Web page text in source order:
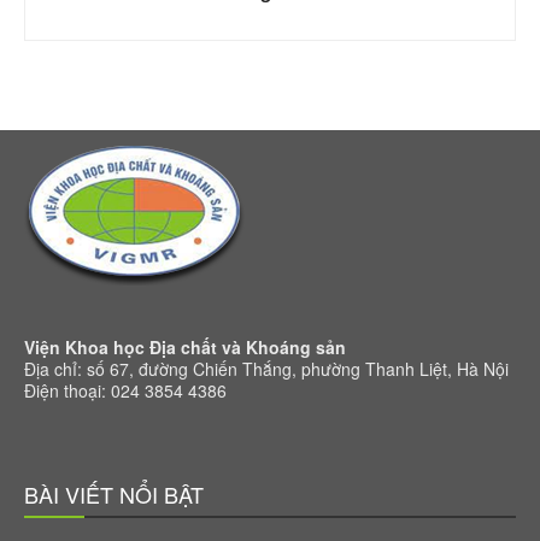
Viện Khoa học Địa chất và Khoáng sản
Địa chỉ: số 67, đường Chiến Thắng, phường Thanh Liệt, Hà Nội
Điện thoại: 024 3854 4386
BÀI VIẾT NỔI BẬT